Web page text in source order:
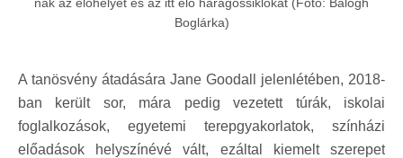
Boglárka)
A tanösvény átadására Jane Goodall jelenlétében, 2018-
ban került sor, mára pedig vezetett túrák, iskolai
foglalkozások, egyetemi terepgyakorlatok, színházi
előadások helyszínévé vált, ezáltal kiemelt szerepet